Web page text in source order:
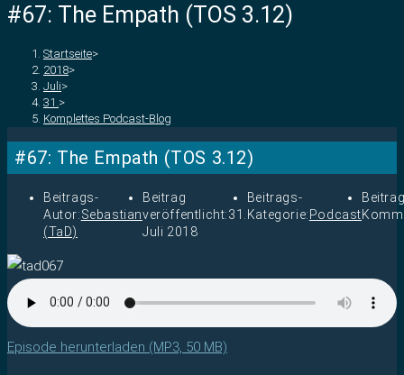
#67: The Empath (TOS 3.12)
Startseite>
2018>
Juli>
31. >
Komplettes Podcast-Blog
#67: The Empath (TOS 3.12)
Beitrags-
Autor:Sebastian
(TaD)
Beitrag
veröffentlicht:31.
Juli 2018
Beitrags-
Kategorie: Podcast
Episode herunterladen (MP3, 50 MB)